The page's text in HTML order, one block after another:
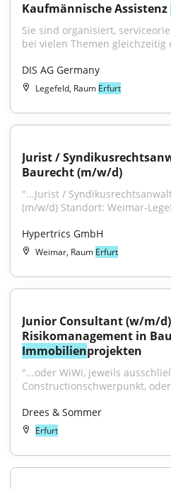
Kaufmännische Assistenz
Sie sind organisiert,
bei vielen Themen gleichzeitig
DIS AG Germany
Legefeld, Raum Erfurt
Jurist /
Baurecht (m/w/d)
"...Jurist /
(m/w/d) Standort: Weimar-
Hypertrics GmbH
Weimar, Raum Erfurt
Junior Consultant (w/m/
Immobilienprojekten
"...oder WiWi, jeweils
Constructionschwerpunkt,
Drees & Sommer
Erfurt